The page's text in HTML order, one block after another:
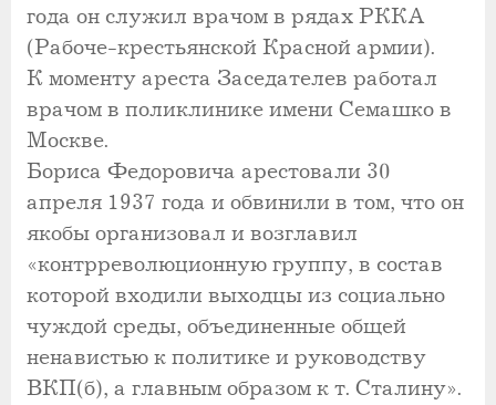
года он служил врачом в рядах РККА
(Рабоче-крестьянской Красной армии).
К моменту ареста Заседателев работал
врачом в поликлинике имени Семашко в
Москве.
Бориса Федоровича арестовали 30
апреля 1937 года и обвинили в том, что он
якобы организовал и возглавил
«контрреволюционную группу, в состав
которой входили выходцы из социально
чуждой среды, объединенные общей
ненавистью к политике и руководству
ВКП(б), а главным образом к т. Сталину».